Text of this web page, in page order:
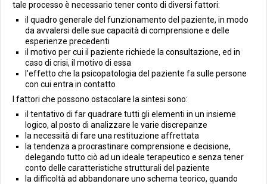
tale processo è necessario tener conto di diversi fattori:
il quadro generale del funzionamento del paziente, in modo
da avvalersi delle sue capacità di comprensione e delle
esperienze precedenti
il motivo per cui il paziente richiede la consultazione, ed in
caso di crisi, il motivo di essa
l'effetto che la psicopatologia del paziente fa sulle persone
con cui entra in contatto
I fattori che possono ostacolare la sintesi sono:
il tentativo di far quadrare tutti gli elementi in un insieme
logico, al posto di analizzare le varie discrepanze
la necessità di fare una restituzione affrettata
la tendenza a procrastinare comprensione e decisione,
delegando tutto ciò ad un ideale terapeutico e senza tener
conto delle caratteristiche strutturali del paziente
la difficoltà ad abbandonare uno schema teorico, quando